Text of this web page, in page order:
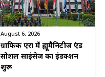
August 6, 2026
ग्राफिक एरा में ह्यूमैनिटीज एंड
सोशल साइंसेज का इंडक्शन
शुरू